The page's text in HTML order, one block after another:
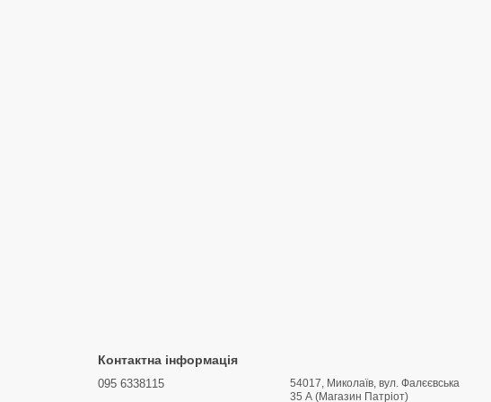
Контактна інформація
095 6338115
54017, Миколаїв, вул. Фалєєвська
35 А (Магазин Патріот)